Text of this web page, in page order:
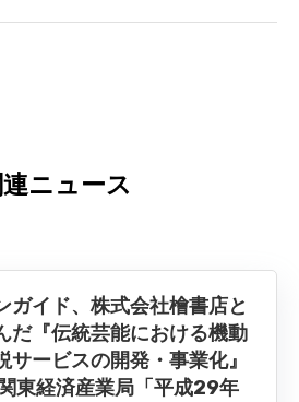
連ニュース
ガイド、株式会社檜書店と
だ『伝統芸能における機動
サービスの開発・事業化』
東経済産業局「平成29年